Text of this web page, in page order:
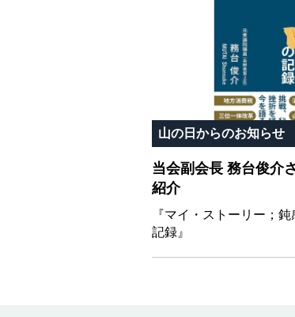
山の日からのお知らせ
当会副会長 務台俊
紹介
『マイ・ストーリー；
記録』